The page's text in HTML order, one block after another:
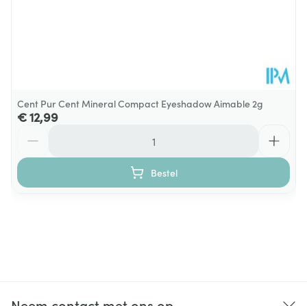
Cent Pur Cent Mineral Compact Eyeshadow Aimable 2g
€ 12,99
Bestel